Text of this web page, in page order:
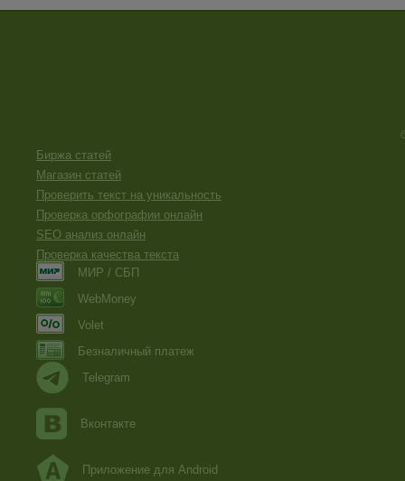
Биржа статей
Магазин статей
Проверить текст на уникальность
Проверка орфографии онлайн
SEO анализ онлайн
Проверка качества текста
МИР / СБП
WebMoney
Volet
Безналичный платеж
Telegram
Вконтакте
Приложение для Android